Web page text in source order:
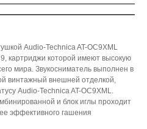
Audio-Technica AT-OC9XML
картриджи которой имеют высокую
мира. Звукосниматель выполнен в
винтажный внешней отделкой,
Audio-Technica AT-OC9XML.
и блок иглы проходит
эффективного гашения